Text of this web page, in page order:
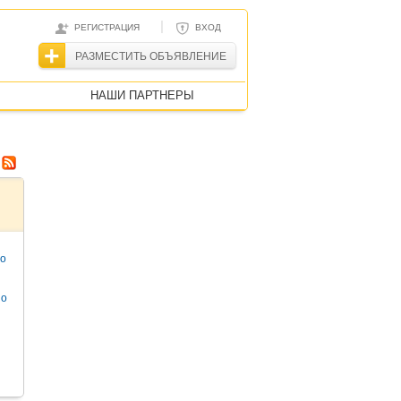
РЕГИСТРАЦИЯ | ВХОД
РАЗМЕСТИТЬ ОБЪЯВЛЕНИЕ
НАШИ ПАРТНЕРЫ